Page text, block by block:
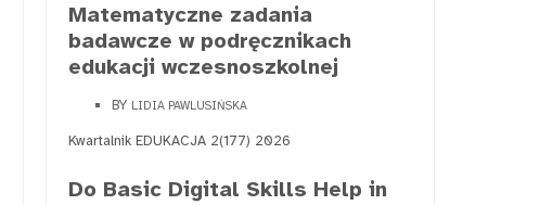
Matematyczne zadania
badawcze w podręcznikach
edukacji wczesnoszkolnej
BY LIDIA PAWLUSIŃSKA
Kwartalnik EDUKACJA 2(177) 2026
Do Basic Digital Skills Help in